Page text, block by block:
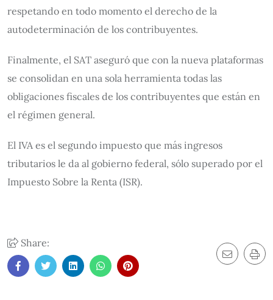
respetando en todo momento el derecho de la
autodeterminación de los contribuyentes.
Finalmente, el SAT aseguró que con la nueva plataformas
se consolidan en una sola herramienta todas las
obligaciones fiscales de los contribuyentes que están en
el régimen general.
El IVA es el segundo impuesto que más ingresos
tributarios le da al gobierno federal, sólo superado por el
Impuesto Sobre la Renta (ISR).
Share: